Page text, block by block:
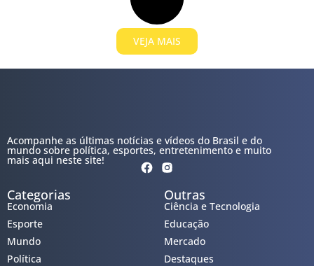
VEJA MAIS
Acompanhe as últimas notícias e vídeos do Brasil e do
mundo sobre política, esportes, entretenimento e muito
mais aqui neste site!
Categorias
Economia
Esporte
Mundo
Política
Outras
Ciência e Tecnologia
Educação
Mercado
Destaques